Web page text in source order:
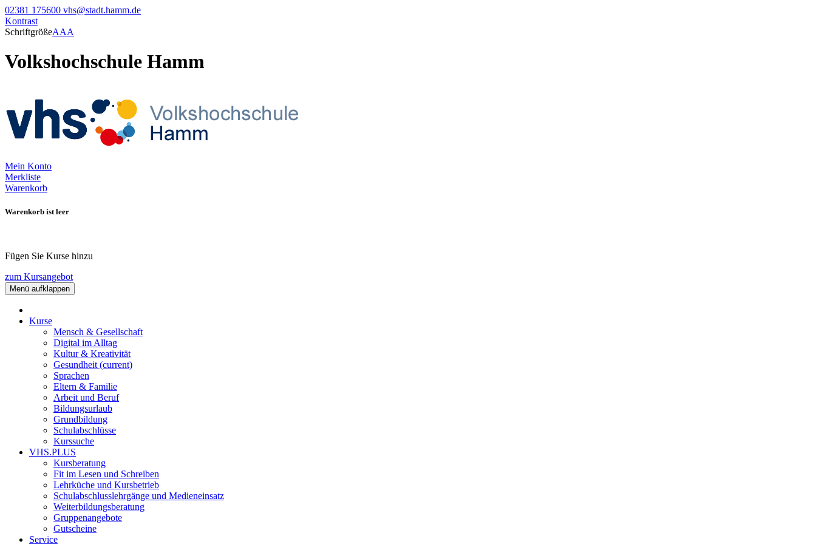
02381 175600 vhs@stadt.hamm.de
Kontrast
SchriftgrößeAAA
Volkshochschule Hamm
Mein Konto
Merkliste
Warenkorb
Warenkorb ist leer
Fügen Sie Kurse hinzu
zum Kursangebot
Menü aufklappen
Kurse
Mensch & Gesellschaft
Digital im Alltag
Kultur & Kreativität
Gesundheit (current)
Sprachen
Eltern & Familie
Arbeit und Beruf
Bildungsurlaub
Grundbildung
Schulabschlüsse
Kurssuche
VHS.PLUS
Kursberatung
Fit im Lesen und Schreiben
Lehrküche und Kursbetrieb
Schulabschlusslehrgänge und Medieneinsatz
Weiterbildungsberatung
Gruppenangebote
Gutscheine
Service